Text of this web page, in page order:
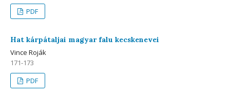
PDF
Hat kárpátaljai magyar falu kecskenevei
Vince Roják
171-173
PDF